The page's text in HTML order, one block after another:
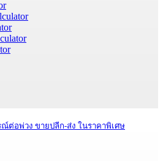
ต่อพ่วง ขายปลีก-ส่ง ในราคาพิเศษ